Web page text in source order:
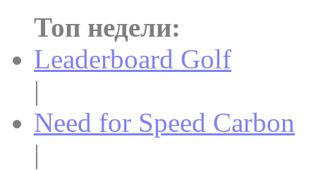
Топ недели:
Leaderboard Golf
|
Need for Speed Carbon
|